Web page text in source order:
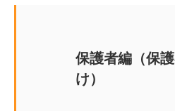
保護者編（保
け）